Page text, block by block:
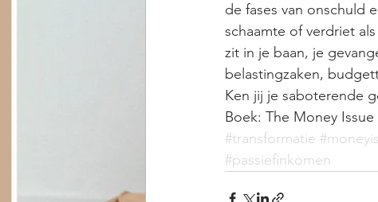
de fases van onschuld
schaamte of verdriet
zit in je baan, je
belastingzaken,
Ken jij je saboterende
Boek: The Money Issue
#transformatie
#passiefinkomen